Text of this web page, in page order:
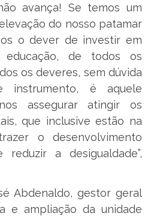
avança! Se temos um
do nosso patamar
o dever de investir em
educação, de todos os
os deveres, sem dúvida
instrumento, é aquele
assegurar atingir os
que inclusive estão na
o desenvolvimento
a desigualdade”,
Abdenaldo, gestor geral
e ampliação da unidade